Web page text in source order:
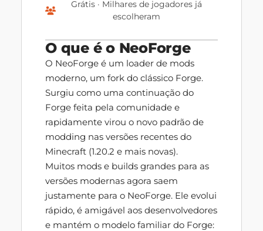
Grátis · Milhares de jogadores já
escolheram
O que é o NeoForge
O NeoForge é um loader de mods
moderno, um fork do clássico Forge.
Surgiu como uma continuação do
Forge feita pela comunidade e
rapidamente virou o novo padrão de
modding nas versões recentes do
Minecraft (1.20.2 e mais novas).
Muitos mods e builds grandes para as
versões modernas agora saem
justamente para o NeoForge. Ele evolui
rápido, é amigável aos desenvolvedores
e mantém o modelo familiar do Forge: